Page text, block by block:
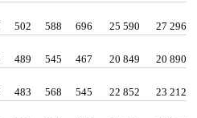
502 588 696 25 590 27 296
489 545 467 20 849 20 890
483 568 545 22 852 23 212